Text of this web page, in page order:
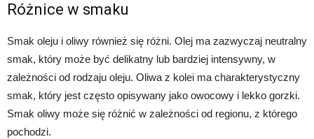
Różnice w smaku
Smak oleju i oliwy również się różni. Olej ma zazwyczaj neutralny
smak, który może być delikatny lub bardziej intensywny, w
zależności od rodzaju oleju. Oliwa z kolei ma charakterystyczny
smak, który jest często opisywany jako owocowy i lekko gorzki.
Smak oliwy może się różnić w zależności od regionu, z którego
pochodzi.